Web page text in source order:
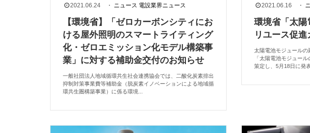
2021.06.24 ・ ニュース 電設業界ニュース
【環境省】「ゼロカーボンシティにお
ける屋外照明のスマートライティング
化・ゼロエミッション化モデル構築事
業」に対する補助金交付のお知らせ
一般社団法人地域循環共生社会連携協会では、二酸化炭素排出
抑制対策事業費等補助金（脱炭素イノベーションによる地域循
環共生圏構築事業）に係る環境...
2021.06.16 ・
環境省「太陽
リユース促
太陽電池モジュールの
「太陽電池モジュー
策定し、5月18日に発表